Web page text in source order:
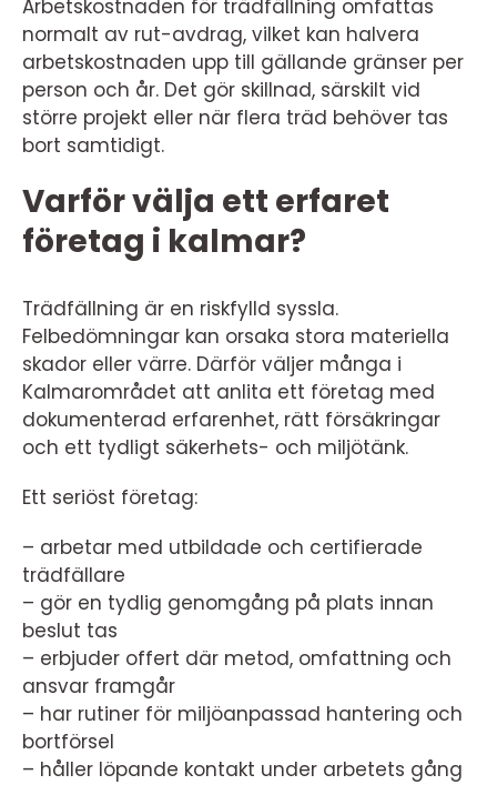
Arbetskostnaden för trädfällning omfattas
normalt av rut-avdrag, vilket kan halvera
arbetskostnaden upp till gällande gränser per
person och år. Det gör skillnad, särskilt vid
större projekt eller när flera träd behöver tas
bort samtidigt.
Varför välja ett erfaret
företag i kalmar?
Trädfällning är en riskfylld syssla.
Felbedömningar kan orsaka stora materiella
skador eller värre. Därför väljer många i
Kalmarområdet att anlita ett företag med
dokumenterad erfarenhet, rätt försäkringar
och ett tydligt säkerhets- och miljötänk.
Ett seriöst företag:
– arbetar med utbildade och certifierade
trädfällare
– gör en tydlig genomgång på plats innan
beslut tas
– erbjuder offert där metod, omfattning och
ansvar framgår
– har rutiner för miljöanpassad hantering och
bortförsel
– håller löpande kontakt under arbetets gång